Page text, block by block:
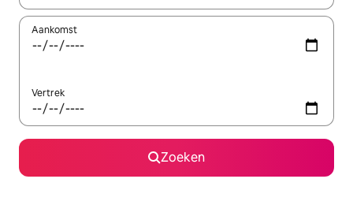
Aankomst
Vertrek
Zoeken